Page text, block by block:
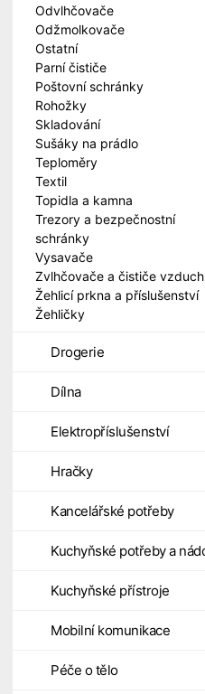
Odvlhčovače
Odžmolkovače
Ostatní
Parní čističe
Poštovní schránky
Rohožky
Skladování
Sušáky na prádlo
Teploměry
Textil
Topidla a kamna
Trezory a bezpečnostní
schránky
Vysavače
Zvlhčovače a čističe
Žehlicí prkna a příslušenství
Žehličky
Drogerie
Dílna
Elektropříslušenství
Hračky
Kancelářské potřeby
Kuchyňské potřeby a
Kuchyňské přístroje
Mobilní komunikace
Péče o tělo